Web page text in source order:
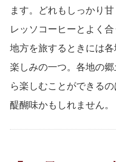
ます。どれもしっかり
レッソコーヒーとよく合
地方を旅するときには
楽しみの一つ。各地の
ら楽しむことができる
醍醐味かもしれません。